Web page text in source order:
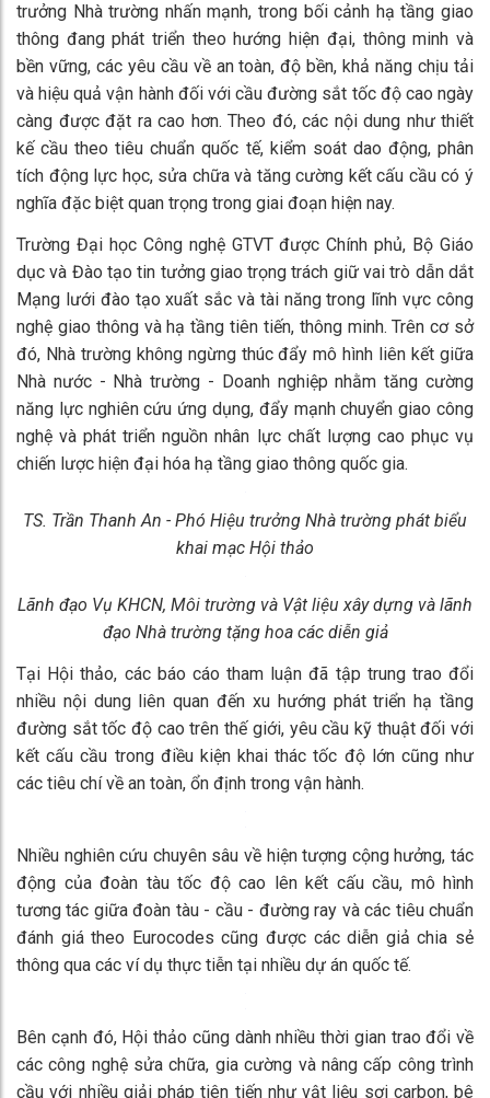
trưởng Nhà trường nhấn mạnh, trong bối cảnh hạ tầng giao
thông đang phát triển theo hướng hiện đại, thông minh và
bền vững, các yêu cầu về an toàn, độ bền, khả năng chịu tải
và hiệu quả vận hành đối với cầu đường sắt tốc độ cao ngày
càng được đặt ra cao hơn. Theo đó, các nội dung như thiết
kế cầu theo tiêu chuẩn quốc tế, kiểm soát dao động, phân
tích động lực học, sửa chữa và tăng cường kết cấu cầu có ý
nghĩa đặc biệt quan trọng trong giai đoạn hiện nay.
Trường Đại học Công nghệ GTVT được Chính phủ, Bộ Giáo
dục và Đào tạo tin tưởng giao trọng trách giữ vai trò dẫn dắt
Mạng lưới đào tạo xuất sắc và tài năng trong lĩnh vực công
nghệ giao thông và hạ tầng tiên tiến, thông minh. Trên cơ sở
đó, Nhà trường không ngừng thúc đẩy mô hình liên kết giữa
Nhà nước - Nhà trường - Doanh nghiệp nhằm tăng cường
năng lực nghiên cứu ứng dụng, đẩy mạnh chuyển giao công
nghệ và phát triển nguồn nhân lực chất lượng cao phục vụ
chiến lược hiện đại hóa hạ tầng giao thông quốc gia.
TS. Trần Thanh An - Phó Hiệu trưởng Nhà trường phát biểu
khai mạc Hội thảo
Lãnh đạo Vụ KHCN, Môi trường và Vật liệu xây dựng và lãnh
đạo Nhà trường tặng hoa các diễn giả
Tại Hội thảo, các báo cáo tham luận đã tập trung trao đổi
nhiều nội dung liên quan đến xu hướng phát triển hạ tầng
đường sắt tốc độ cao trên thế giới, yêu cầu kỹ thuật đối với
kết cấu cầu trong điều kiện khai thác tốc độ lớn cũng như
các tiêu chí về an toàn, ổn định trong vận hành.
Nhiều nghiên cứu chuyên sâu về hiện tượng cộng hưởng, tác
động của đoàn tàu tốc độ cao lên kết cấu cầu, mô hình
tương tác giữa đoàn tàu - cầu - đường ray và các tiêu chuẩn
đánh giá theo Eurocodes cũng được các diễn giả chia sẻ
thông qua các ví dụ thực tiễn tại nhiều dự án quốc tế.
Bên cạnh đó, Hội thảo cũng dành nhiều thời gian trao đổi về
các công nghệ sửa chữa, gia cường và nâng cấp công trình
cầu với nhiều giải pháp tiên tiến như vật liệu sợi carbon, bê